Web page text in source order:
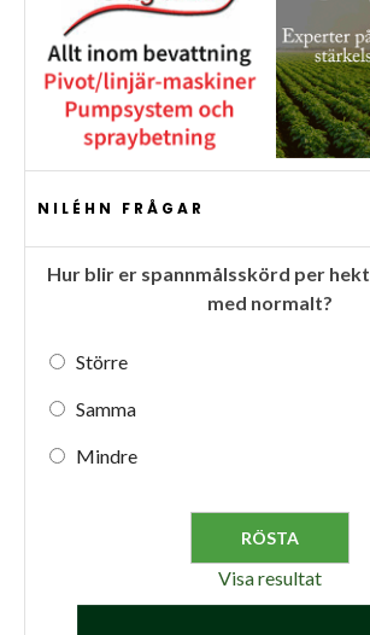
NILÉHN FRÅGAR
Hur blir er spannmålsskörd per
med normalt?
Större
Samma
Mindre
Visa resultat